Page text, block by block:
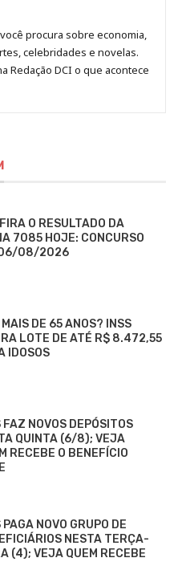
procura sobre economia,
celebridades e novelas.
Redação DCI o que acontece
O RESULTADO DA
7085 HOJE: CONCURSO
06/08/2026
DE 65 ANOS? INSS
LOTE DE ATÉ R$ 8.472,55
IDOSOS
FAZ NOVOS DEPÓSITOS
QUINTA (6/8); VEJA
RECEBE O BENEFÍCIO
PAGA NOVO GRUPO DE
NESTA TERÇA-
(4); VEJA QUEM RECEBE